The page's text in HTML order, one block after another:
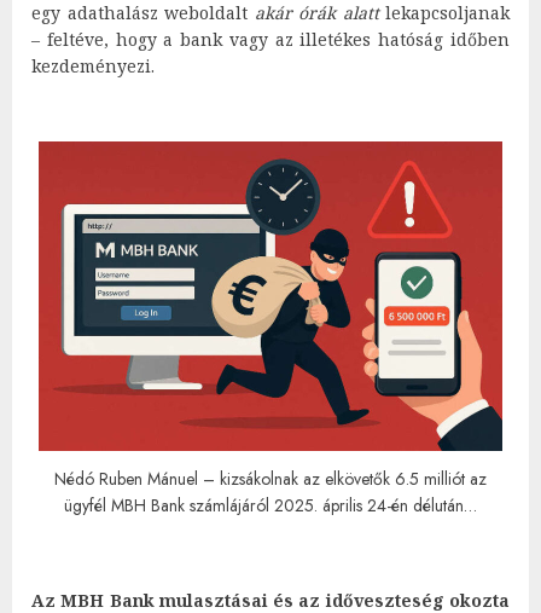
egy adathalász weboldalt akár órák alattlekapcsoljanak
– feltéve, hogy a bank vagy az illetékes hatóság időben
kezdeményezi.
Nédó Ruben Mánuel – kizsákolnak az elkövetők 6.5 milliót az
ügyfél MBH Bank számlájáról 2025. április 24-én délután…
Az MBH Bank mulasztásai és az időveszteség okozta